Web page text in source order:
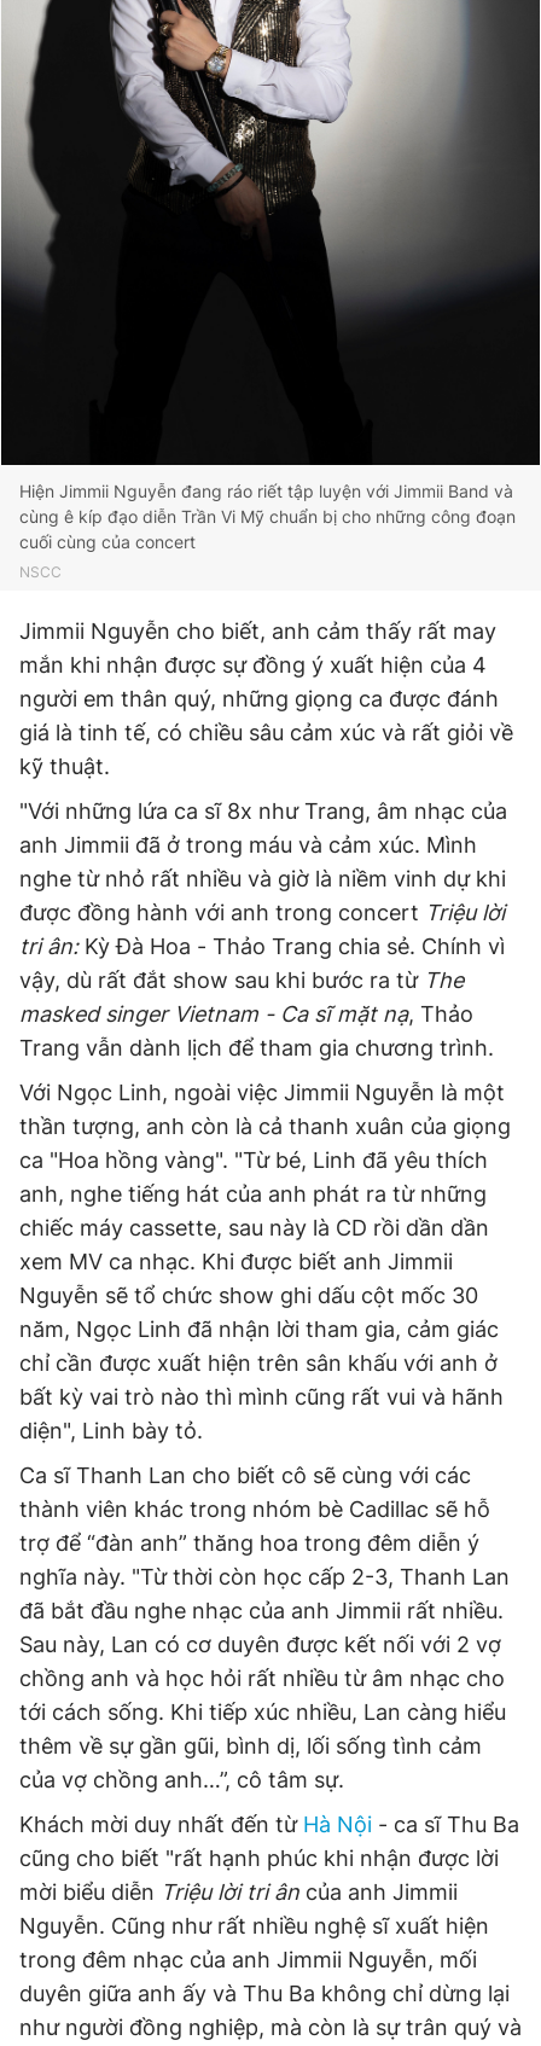
Hiện Jimmii Nguyễn đang ráo riết tập luyện với Jimmii Band và
cùng ê kíp đạo diễn Trần Vi Mỹ chuẩn bị cho những công đoạn
cuối cùng của concert
NSCC
Jimmii Nguyễn cho biết, anh cảm thấy rất may
mắn khi nhận được sự đồng ý xuất hiện của 4
người em thân quý, những giọng ca được đánh
giá là tinh tế, có chiều sâu cảm xúc và rất giỏi về
kỹ thuật.
"Với những lứa ca sĩ 8x như Trang, âm nhạc của
anh Jimmii đã ở trong máu và cảm xúc. Mình
nghe từ nhỏ rất nhiều và giờ là niềm vinh dự khi
được đồng hành với anh trong concert Triệu lời
tri ân:Kỳ Đà Hoa - Thảo Trang chia sẻ. Chính vì
vậy, dù rất đắt show sau khi bước ra từ The
masked singer Vietnam - Ca sĩ mặt nạ, Thảo
Trang vẫn dành lịch để tham gia chương trình.
Với Ngọc Linh, ngoài việc Jimmii Nguyễn là một
thần tượng, anh còn là cả thanh xuân của giọng
ca "Hoa hồng vàng". "Từ bé, Linh đã yêu thích
anh, nghe tiếng hát của anh phát ra từ những
chiếc máy cassette, sau này là CD rồi dần dần
xem MV ca nhạc. Khi được biết anh Jimmii
Nguyễn sẽ tổ chức show ghi dấu cột mốc 30
năm, Ngọc Linh đã nhận lời tham gia, cảm giác
chỉ cần được xuất hiện trên sân khấu với anh ở
bất kỳ vai trò nào thì mình cũng rất vui và hãnh
diện", Linh bày tỏ.
Ca sĩ Thanh Lan cho biết cô sẽ cùng với các
thành viên khác trong nhóm bè Cadillac sẽ hỗ
trợ để “đàn anh” thăng hoa trong đêm diễn ý
nghĩa này. "Từ thời còn học cấp 2-3, Thanh Lan
đã bắt đầu nghe nhạc của anh Jimmii rất nhiều.
Sau này, Lan có cơ duyên được kết nối với 2 vợ
chồng anh và học hỏi rất nhiều từ âm nhạc cho
tới cách sống. Khi tiếp xúc nhiều, Lan càng hiểu
thêm về sự gần gũi, bình dị, lối sống tình cảm
của vợ chồng anh…”, cô tâm sự.
Khách mời duy nhất đến từ Hà Nội - ca sĩ Thu Ba
cũng cho biết "rất hạnh phúc khi nhận được lời
mời biểu diễn Triệu lời tri ân của anh Jimmii
Nguyễn. Cũng như rất nhiều nghệ sĩ xuất hiện
trong đêm nhạc của anh Jimmii Nguyễn, mối
duyên giữa anh ấy và Thu Ba không chỉ dừng lại
như người đồng nghiệp, mà còn là sự trân quý và